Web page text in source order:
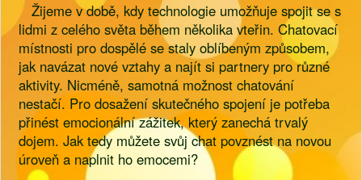
Žijeme v době, kdy technologie umožňuje spojit se s
lidmi z celého světa během několika vteřin. Chatovací
místnosti pro dospělé se staly oblíbeným způsobem,
jak navázat nové vztahy a najít si partnery pro různé
aktivity. Nicméně, samotná možnost chatování
nestačí. Pro dosažení skutečného spojení je potřeba
přinést emocionální zážitek, který zanechá trvalý
dojem. Jak tedy můžete svůj chat povznést na novou
úroveň a naplnit ho emocemi?